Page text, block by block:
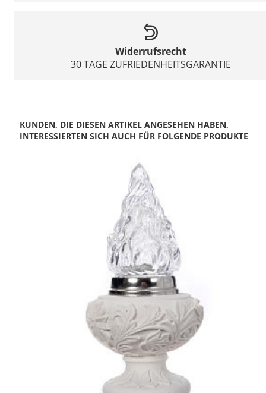
Widerrufsrecht
30 TAGE ZUFRIEDENHEITSGARANTIE
KUNDEN, DIE DIESEN ARTIKEL ANGESEHEN HABEN,
INTERESSIERTEN SICH AUCH FÜR FOLGENDE PRODUKTE